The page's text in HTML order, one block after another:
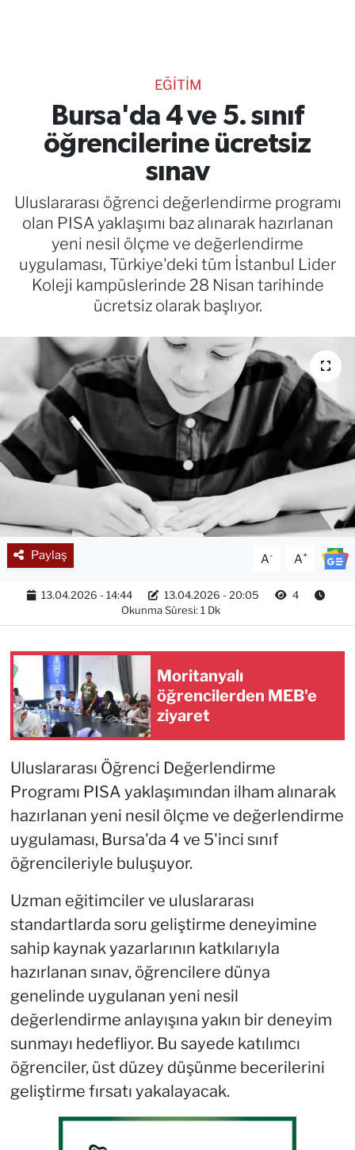
EĞİTİM
Bursa'da 4 ve 5. sınıf
öğrencilerine ücretsiz
sınav
Uluslararası öğrenci değerlendirme programı
olan PISA yaklaşımı baz alınarak hazırlanan
yeni nesil ölçme ve değerlendirme
uygulaması, Türkiye'deki tüm İstanbul Lider
Koleji kampüslerinde 28 Nisan tarihinde
ücretsiz olarak başlıyor.
Paylaş A- A+
13.04.2026 - 14:44 13.04.2026 - 20:05
4
Okunma Süresi: 1 Dk
Moritanyalı
öğrencilerden MEB'e
ziyaret
Uluslararası Öğrenci Değerlendirme
Programı PISA yaklaşımından ilham alınarak
hazırlanan yeni nesil ölçme ve değerlendirme
uygulaması, Bursa'da 4 ve 5'inci sınıf
öğrencileriyle buluşuyor.
Uzman eğitimciler ve uluslararası
standartlarda soru geliştirme deneyimine
sahip kaynak yazarlarının katkılarıyla
hazırlanan sınav, öğrencilere dünya
genelinde uygulanan yeni nesil
değerlendirme anlayışına yakın bir deneyim
sunmayı hedefliyor. Bu sayede katılımcı
öğrenciler, üst düzey düşünme becerilerini
geliştirme fırsatı yakalayacak.
RESMİ İLANLAR
Gencsesfm Canlı Dinle